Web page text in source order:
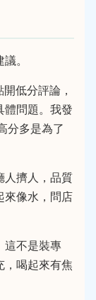
。
低分評論，
體問題。我發
分多是為了
人擠人，品質
來像水，問店
這不是裝專
，喝起來有焦